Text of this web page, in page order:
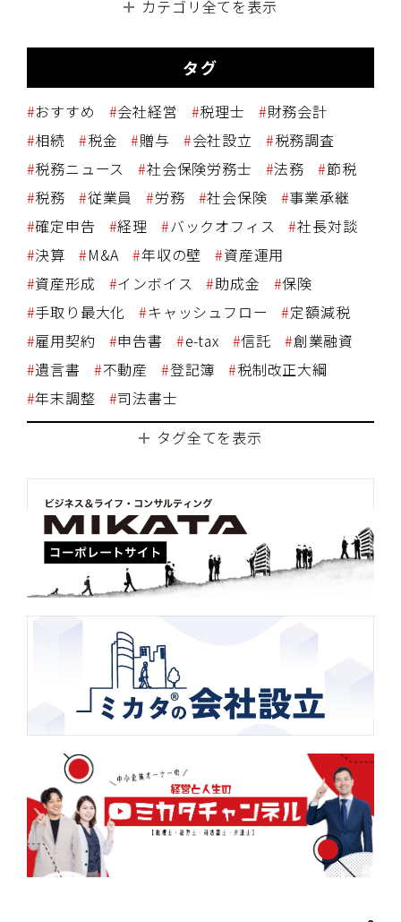
カテゴリ全てを表示
タグ
おすすめ 会社経営 税理士
財務会計
相続
税金 贈与 会社設立
税務調査
税務ニュース
社会保険労務士 法務
節税
税務
従業員 労務 社会保険
事業承継
確定申告
経理 バックオフィス
社長対談
決算
M&A 年収の壁
資産運用
資産形成
インボイス 助成金
保険
手取り最大化
キャッシュフロー
定額減税
雇用契約
申告書 e-tax 信託
創業融資
遺言書
不動産 登記簿
税制改正大綱
年末調整
司法書士
タグ全てを表示